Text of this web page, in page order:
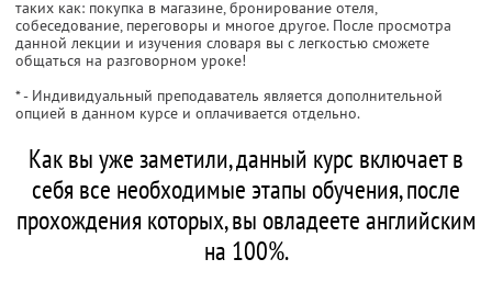
таких как: покупка в магазине, бронирование отеля,
собеседование, переговоры и многое другое. После просмотра
данной лекции и изучения словаря вы с легкостью сможете
общаться на разговорном уроке!
* - Индивидуальный преподаватель является дополнительной
опцией в данном курсе и оплачивается отдельно.
Как вы уже заметили, данный курс включает в
себя все необходимые этапы обучения, после
прохождения которых, вы овладеете английским
на 100%.